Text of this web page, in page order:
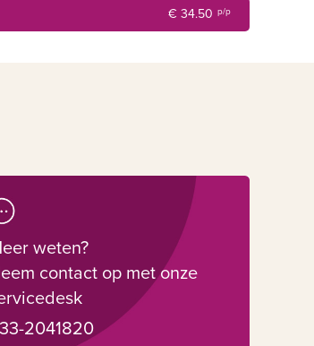
€ 34.50 p/p
weten?
contact op met onze
2041820